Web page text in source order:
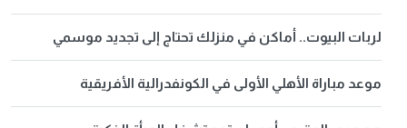
لربات البيوت.. أماكن في منزلك تحتاج إلى تجديد موسمي
موعد مباراة الأهلي الأولى في الكونفدرالية الأفريقية